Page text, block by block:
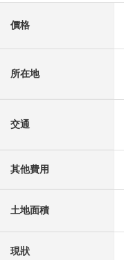
價格
所在地
交通
其他費用
土地面積
現狀